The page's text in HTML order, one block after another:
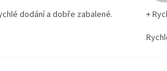
dodání a dobře zabalené.
+